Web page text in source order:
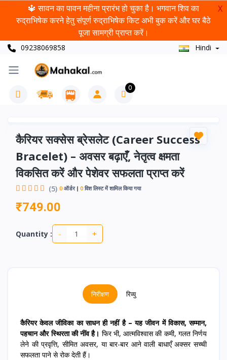
🔱 सावन का पावन महीना प्रारंभ हो चुका है। भगवान शिव का
रुद्राभिषेक करने हेतु संपूर्ण रुद्राभिषेक किट अभी बुक करें और घर बैठे
पूजा सामग्री प्राप्त करें।
X
09238069858 Hindi
0
कैरियर सक्सेस ब्रेसलेट (Career Success
Bracelet) – अवसर बढ़ाएँ, नेतृत्व क्षमता
विकसित करें और पेशेवर सफलता प्राप्त करें
(5) 0 ऑर्डर 0 विश लिस्ट में शामिल किया गया
₹749.00
Quantity : - +
निरीक्षण रिव्यु
कैरियर केवल जीविका का साधन ही नहीं है – यह जीवन में विकास, सम्मान,
पहचान और स्थिरता की नींव है। फिर भी, आत्मविश्वास की कमी, गलत निर्णय
लेने की प्रवृत्ति, सीमित अवसर, या बार-बार आने वाली बाधाएँ अक्सर सच्ची
सफलता पाने से रोक देती हैं।